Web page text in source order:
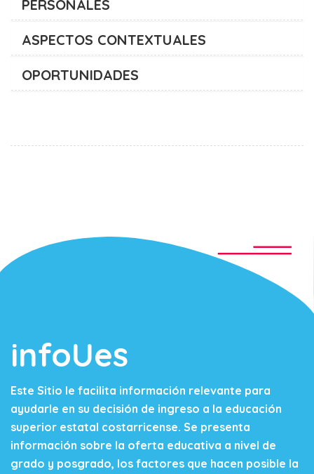
PERSONALES
ASPECTOS CONTEXTUALES
OPORTUNIDADES
infoUes
Este Sitio le facilita información relevante para
ayudarle en su decisión de ingreso a la educación
superior estatal costarricense. Se presenta
información sobre la oferta educativa a nivel de
grado y posgrado, los factores que hacen posible la